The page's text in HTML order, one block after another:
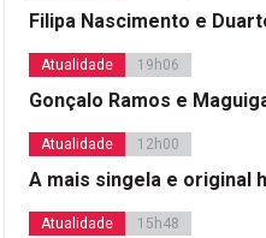
Filipa Nascimento e
Atualidade 19h06
Gonçalo Ramos e
Atualidade 12h00
A mais singela e original
Atualidade 15h48